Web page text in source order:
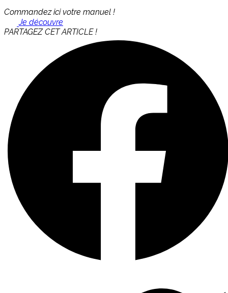
Commandez ici votre manuel !
Je découvre
PARTAGEZ CET ARTICLE !